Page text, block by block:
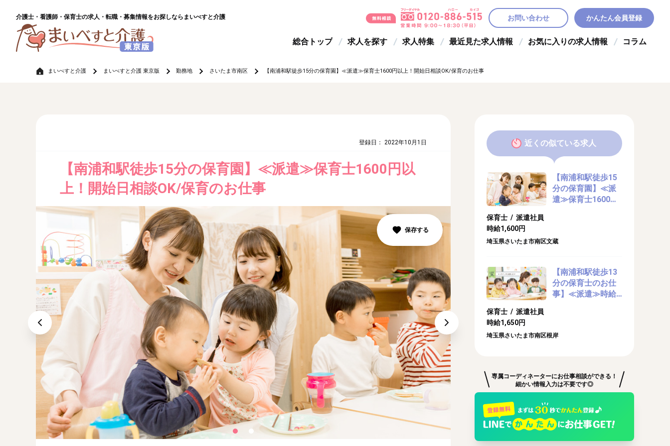
介護士・看護師・保育士の求人・転職・募集情報をお探しならまいべすと介護 お問い合わせ かんたん会員登録
総合トップ 求人を探す 求人特集 最近見た求人情報 お気に入りの求人情報 コラム
まいべすと介護 まいべすと介護 東京版 勤務地 さいたま市南区 【南浦和駅徒歩15分の保育園】≪派遣≫保育士1600円以上！開始日相談OK/保育のお仕事
登録日： 2022年10月1日
【南浦和駅徒歩15分の保育園】≪派遣≫保育士1600円以
上！開始日相談OK/保育のお仕事
働きやすい環境です！
近くの似ている求人
【南浦和駅徒歩15
分の保育園】≪派
遣≫保育士1600円
保育士 / 派遣社員
時給1,600円
埼玉県さいたま市南区文蔵
【南浦和駅徒歩13
分の保育士のお仕
事】≪派遣≫時給
保育士 / 派遣社員
時給1,650円
埼玉県さいたま市南区根岸
専属コーディネーターにお仕事相談ができる！
細かい情報入力は不要です◎